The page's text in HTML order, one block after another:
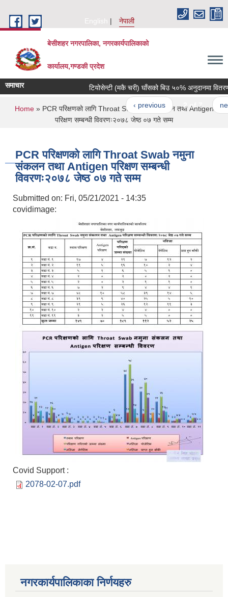
English
नेपाली
बेसीशहर नगरपालिका, नगरकार्यपालिकाको
कार्यालय,गण्डकी प्रदेश
समाचार टियोसेन्टी (मकै चरी) घाँसको बिउ ५०% अनुदानमा वितरण
‹ previous 2 of 7 next ›
You are here
Home» PCR परिक्षणको लागि Throat Swab नमुना संकलन तथा Antigen
परिक्षण सम्बन्धी विवरणः२०७८ जेष्ठ ०७ गते सम्म
PCR परिक्षणको लागि Throat Swab नमुना
संकलन तथा Antigen परिक्षण सम्बन्धी
विवरणः२०७८ जेष्ठ ०७ गते सम्म
Submitted on: Fri, 05/21/2021 - 14:35
covidimage:
Covid Support :
2078-02-07.pdf
नगरकार्यपालिकाका निर्णयहरु